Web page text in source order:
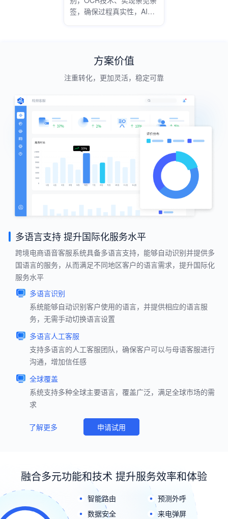
签，确保过程真实性，AI实
方案价值
注重转化，更加灵活，稳定可靠
多语言支持 提升国际化服务水平
跨境电商语音客服系统具备多语言支持，能够自动识别并提供多
国语言的服务，从而满足不同地区客户的语言需求，提升国际化
服务水平
多语言识别
系统能够自动识别客户使用的语言，并提供相应的语言服
务，无需手动切换语言设置
多语言人工客服
支持多语言的人工客服团队，确保客户可以与母语客服进行
沟通，增加信任感
全球覆盖
系统支持多种全球主要语言，覆盖广泛，满足全球市场的需
求
了解更多 申请试用
融合多元功能和技术 提升服务效率和体验
智能路由
预测外呼
数据安全
来电弹屏